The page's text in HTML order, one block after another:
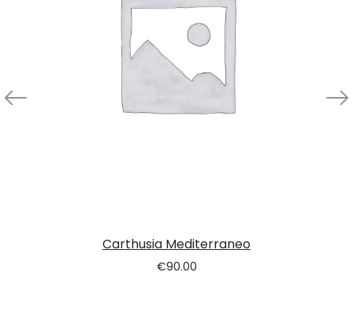
Carthusia Mediterraneo
€90.00